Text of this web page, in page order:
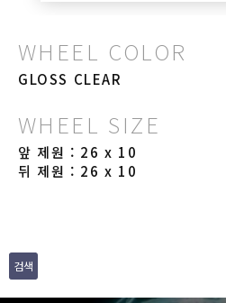
WHEEL COLOR
GLOSS CLEAR
WHEEL SIZE
앞 제원 : 26 x 10
뒤 제원 : 26 x 10
검색